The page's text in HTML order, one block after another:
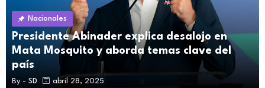
Nacionales
Presidente Abinader explica desalojo en
Mata Mosquito y aborda temas clave del
país
By - SD abril 28, 2025